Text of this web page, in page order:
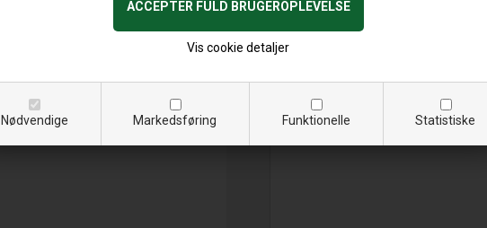
Nødvendige Markedsføring Funktionelle Statistiske
Vis cookie detaljer